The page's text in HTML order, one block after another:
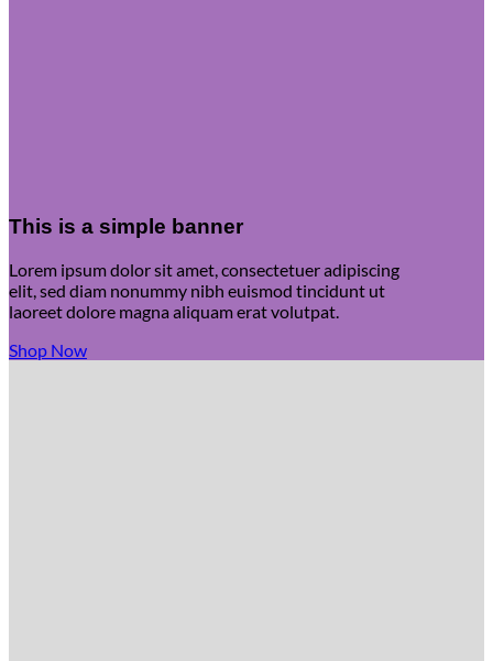
This is a simple banner
Lorem ipsum dolor sit amet, consectetuer adipiscing
elit, sed diam nonummy nibh euismod tincidunt ut
laoreet dolore magna aliquam erat volutpat.
Shop Now